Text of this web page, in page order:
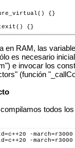
en RAM, las
es necesario
e invocar los
(función
todos
-
-